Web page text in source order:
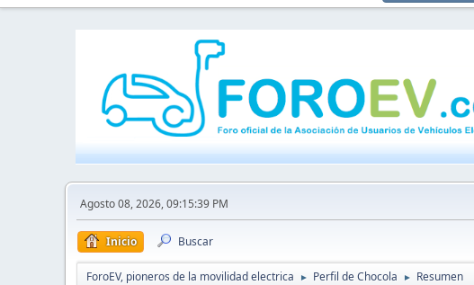
Agosto 08, 2026, 09:15:39 PM
Inicio Buscar
ForoEV, pioneros de la movilidad electrica ► Perfil de Chocola ► Resumen